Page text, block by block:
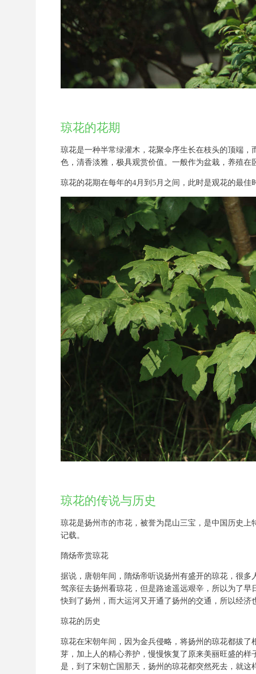
琼花的花期
琼花是一种半常绿灌木，花聚伞序生长在枝头的顶端
色，清香淡雅，极具观赏价值。一般作为盆栽，养殖在
琼花的花期在每年的4月到5月之间，此时是观花的最佳
琼花的传说与历史
琼花是扬州市的市花，被誉为昆山三宝，是中国历史
记载。
隋炀帝赏琼花
据说，唐朝年间，隋炀帝听说扬州有盛开的琼花，很
驾亲征去扬州看琼花，但是路途遥远艰辛，所以为了
快到了扬州，而大运河又开通了扬州的交通，所以经济
琼花的历史
琼花在宋朝年间，因为金兵侵略，将扬州的琼花都拔
芽，加上人的精心养护，慢慢恢复了原来美丽旺盛的
是，到了宋朝亡国那天，扬州的琼花都突然死去，就